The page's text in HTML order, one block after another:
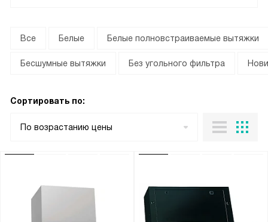
Все Белые Белые полновстраиваемые вытяжки
Бесшумные вытяжки Без угольного фильтра
Сортировать по:
По возрастанию цены